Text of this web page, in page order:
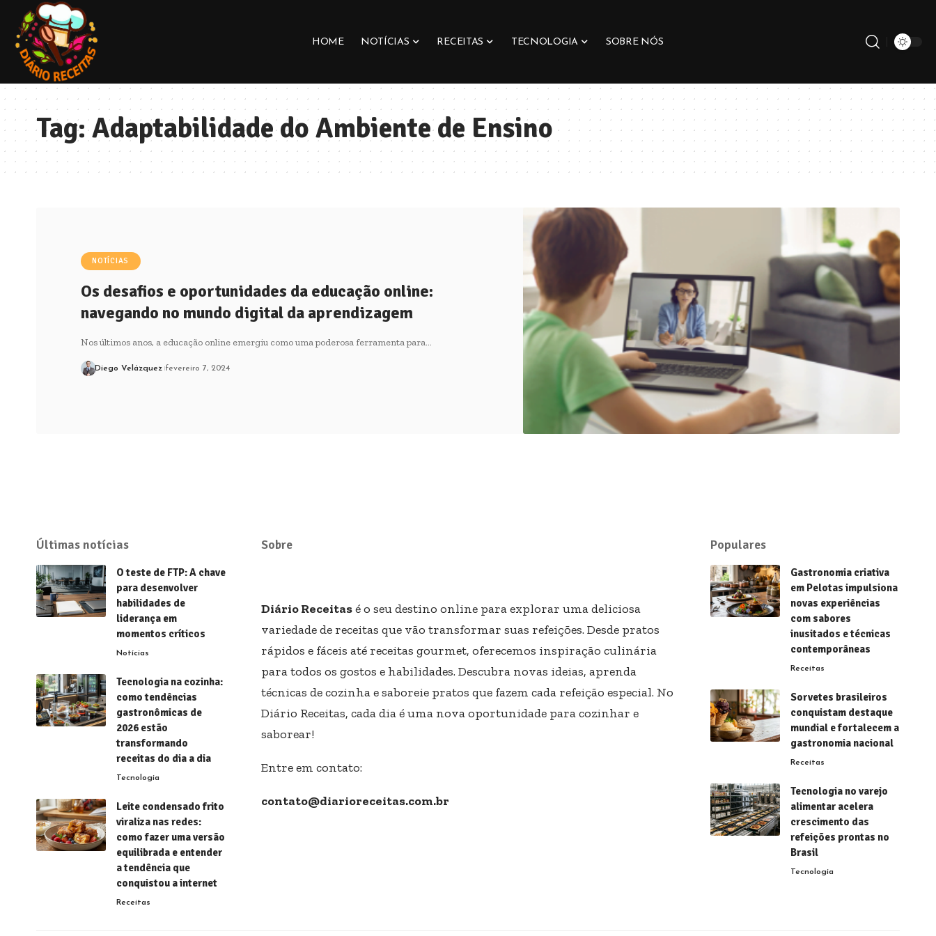
HOME NOTÍCIAS RECEITAS TECNOLOGIA SOBRE NÓS
Tag:Adaptabilidade do Ambiente de Ensino
NOTÍCIAS
Os desafios e oportunidades da educação online:
navegando no mundo digital da aprendizagem
Nos últimos anos, a educação online emergiu como uma poderosa ferramenta para…
Diego Velázquez fevereiro 7, 2024
Últimas notícias
O teste de FTP: A chave
para desenvolver
habilidades de
liderança em
momentos críticos
Notícias
Tecnologia na cozinha:
como tendências
gastronômicas de
2026 estão
transformando
receitas do dia a dia
Tecnologia
Leite condensado frito
viraliza nas redes:
como fazer uma versão
equilibrada e entender
a tendência que
conquistou a internet
Receitas
Sobre
Diário Receitasé o seu destino online para explorar uma deliciosa
variedade de receitas que vão transformar suas refeições. Desde pratos
rápidos e fáceis até receitas gourmet, oferecemos inspiração culinária
para todos os gostos e habilidades. Descubra novas ideias, aprenda
técnicas de cozinha e saboreie pratos que fazem cada refeição especial. No
Diário Receitas, cada dia é uma nova oportunidade para cozinhar e
saborear!
Entre em contato:
contato@diarioreceitas.com.br
Populares
Gastronomia criativa
em Pelotas impulsiona
novas experiências
com sabores
inusitados e técnicas
contemporâneas
Receitas
Sorvetes brasileiros
conquistam destaque
mundial e fortalecem a
gastronomia nacional
Receitas
Tecnologia no varejo
alimentar acelera
crescimento das
refeições prontas no
Brasil
Tecnologia